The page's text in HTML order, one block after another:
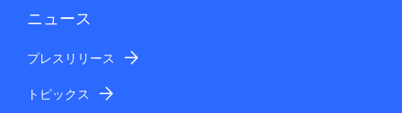
ニュース
プレスリリース
トピックス